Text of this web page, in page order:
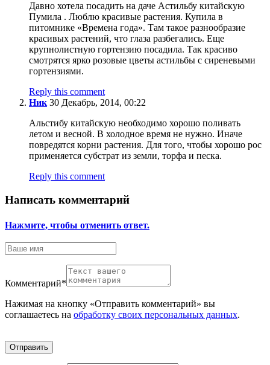
Давно хотела посадить на даче Астильбу китайскую
Пумила . Люблю красивые растения. Купила в
питомнике «Времена года». Там такое разнообразие
красивых растений, что глаза разбегались. Еще
крупнолистную гортензию посадила. Так красиво
смотрятся ярко розовые цветы астильбы с сиреневыми
гортензиями.
Reply this comment
Ник 30 Декабрь, 2014, 00:22
Альстибу китайскую необходимо хорошо поливать
летом и весной. В холодное время не нужно. Иначе
повредятся корни растения. Для того, чтобы хорошо рос
применяется субстрат из земли, торфа и песка.
Reply this comment
Написать комментарий
Нажмите, чтобы отменить ответ.
Комментарий*
Нажимая на кнопку «Отправить комментарий» вы
соглашаетесь на обработку своих персональных данных.